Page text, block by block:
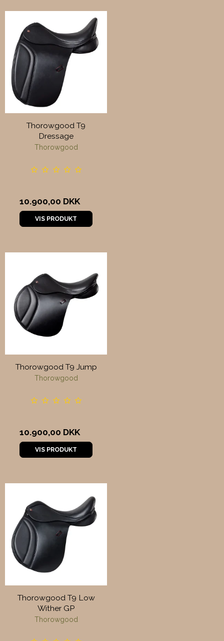
Thorowgood T9
Dressage
Thorowgood
10.900,00 DKK
VIS PRODUKT
Thorowgood T9 Jump
Thorowgood
10.900,00 DKK
VIS PRODUKT
Thorowgood T9 Low
Wither GP
Thorowgood